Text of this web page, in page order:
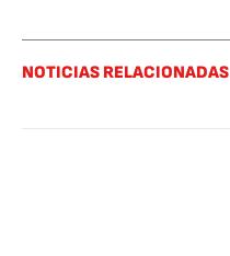
NOTICIAS RELACIONADAS